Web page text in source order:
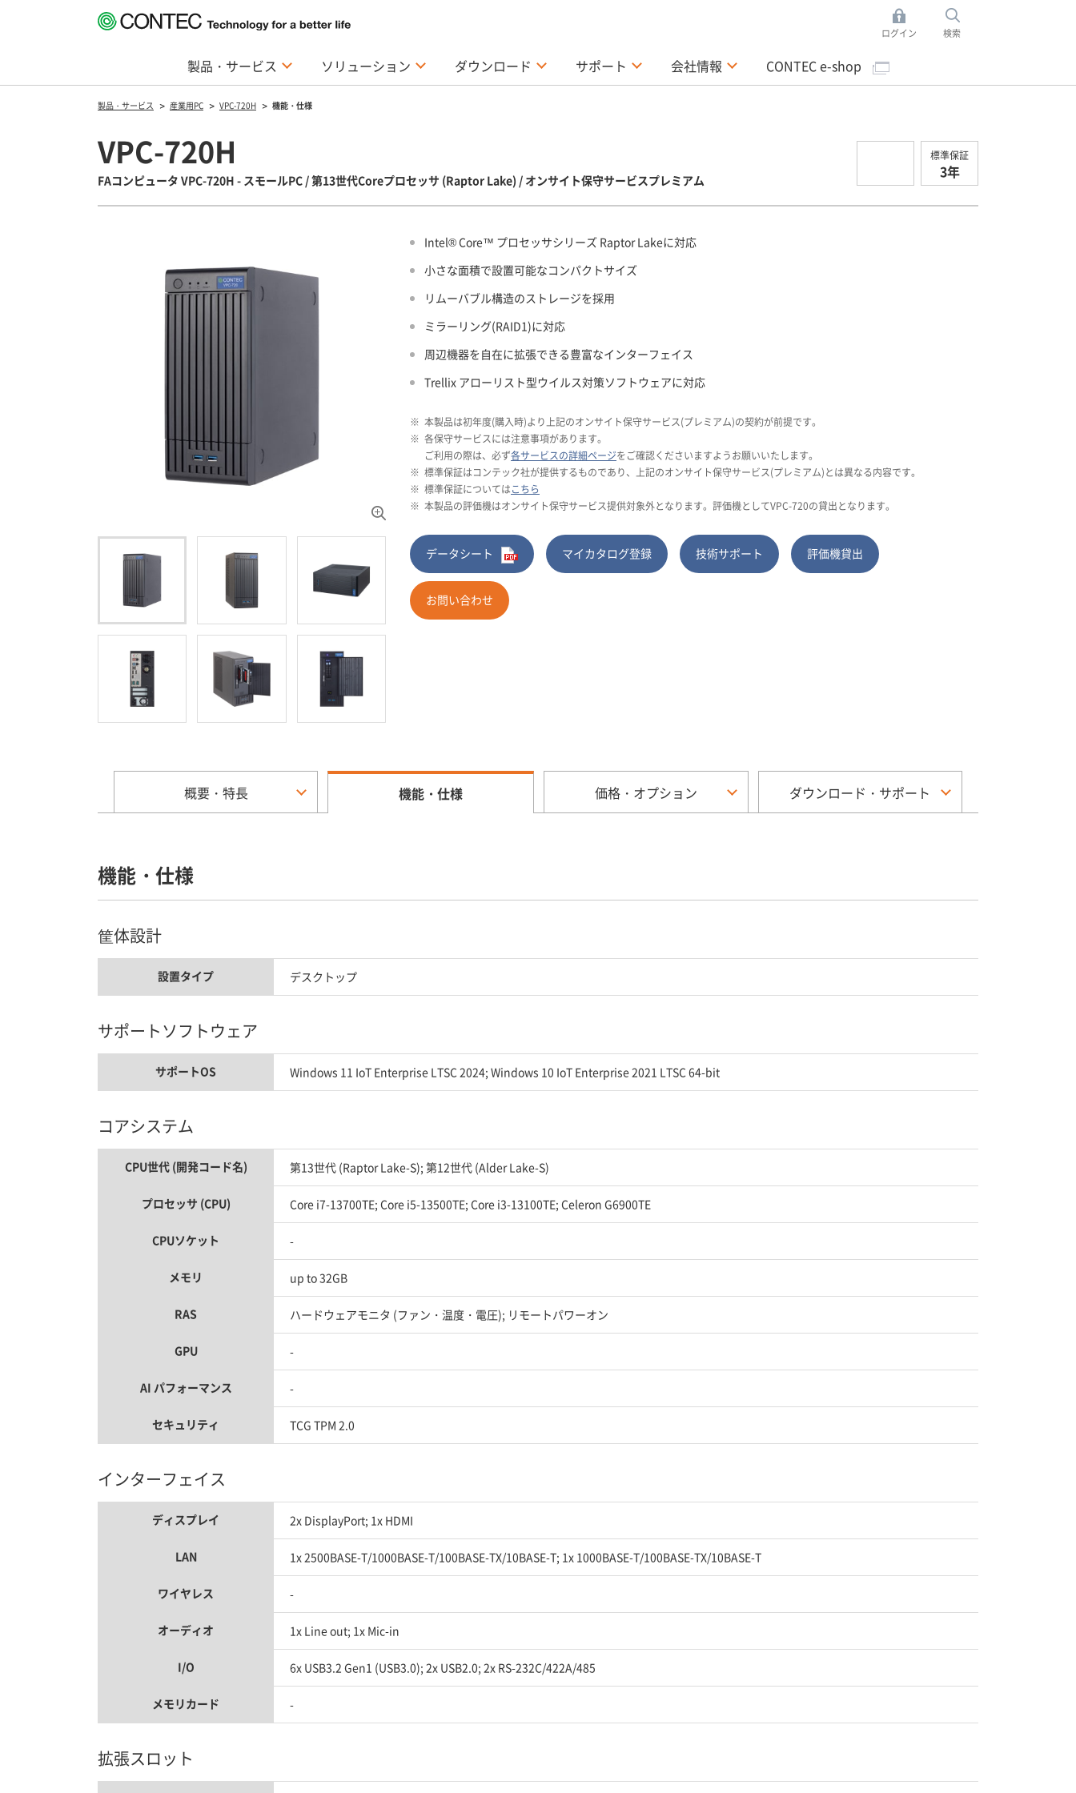
ログイン 検索
製品・サービス ソリューション ダウンロード サポート 会社情報 CONTEC e-shop
製品・サービス 産業用PC VPC-720H 機能・仕様
VPC-720H
FAコンピュータ VPC-720H - スモールPC / 第13世代Coreプロセッサ (Raptor Lake) / オンサイト保守サービスプレミアム
標準保証
3年
Intel® Core™ プロセッサシリーズ Raptor Lakeに対応
小さな面積で設置可能なコンパクトサイズ
リムーバブル構造のストレージを採用
ミラーリング(RAID1)に対応
周辺機器を自在に拡張できる豊富なインターフェイス
Trellix アローリスト型ウイルス対策ソフトウェアに対応
※ 本製品は初年度(購入時)より上記のオンサイト保守サービス(プレミアム)の契約が前提です。
※ 各保守サービスには注意事項があります。
ご利用の際は、必ず各サービスの詳細ページをご確認くださいますようお願いいたします。
※ 標準保証はコンテック社が提供するものであり、上記のオンサイト保守サービス(プレミアム)とは異なる内容です。
※ 標準保証についてはこちら
※ 本製品の評価機はオンサイト保守サービス提供対象外となります。評価機としてVPC-720の貸出となります。
データシート マイカタログ登録 技術サポート 評価機貸出
お問い合わせ
概要・特長 機能・仕様 価格・オプション ダウンロード・サポート
機能・仕様
筐体設計
設置タイプ デスクトップ
サポートソフトウェア
サポートOS Windows 11 IoT Enterprise LTSC 2024; Windows 10 IoT Enterprise 2021 LTSC 64-bit
コアシステム
CPU世代 (開発コード名) 第13世代 (Raptor Lake-S); 第12世代 (Alder Lake-S)
プロセッサ (CPU) Core i7-13700TE; Core i5-13500TE; Core i3-13100TE; Celeron G6900TE
CPUソケット -
メモリ up to 32GB
RAS ハードウェアモニタ (ファン・温度・電圧); リモートパワーオン
GPU -
AI パフォーマンス -
セキュリティ TCG TPM 2.0
インターフェイス
ディスプレイ 2x DisplayPort; 1x HDMI
LAN 1x 2500BASE-T/1000BASE-T/100BASE-TX/10BASE-T; 1x 1000BASE-T/100BASE-TX/10BASE-T
ワイヤレス -
オーディオ 1x Line out; 1x Mic-in
I/O 6x USB3.2 Gen1 (USB3.0); 2x USB2.0; 2x RS-232C/422A/485
メモリカード -
拡張スロット